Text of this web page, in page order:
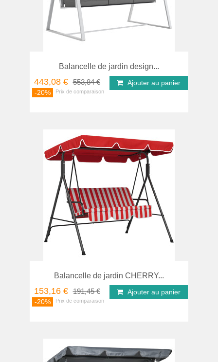
Balancelle de jardin design...
443,08 € 553,84 €
-20%
Ajouter au panier
Balancelle de jardin CHERRY...
153,16 € 191,45 €
-20%
Ajouter au panier